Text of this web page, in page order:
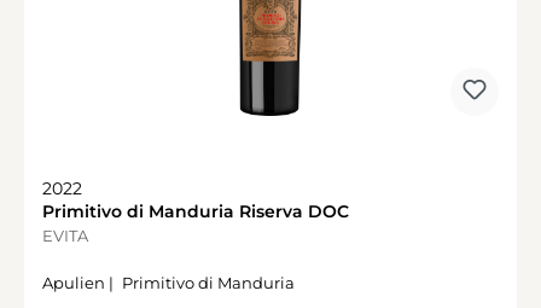
2022
Primitivo di Manduria Riserva DOC
EVITA
Apulien | Primitivo di Manduria